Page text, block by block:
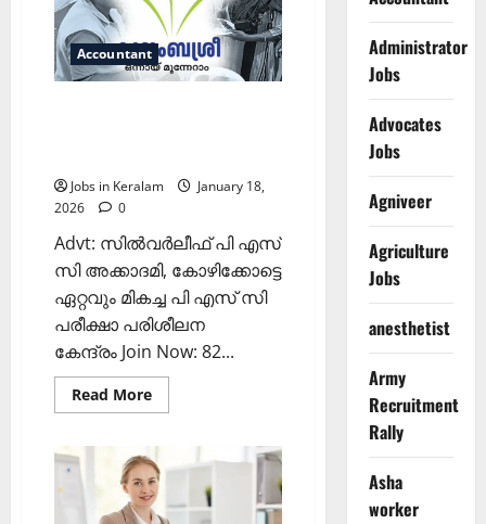
Accountant
Jobs in Keralam
January 18,
2026
0
Advt: സില്‍വര്‍ലീഫ് പി എസ്
സി അക്കാദമി, കോഴിക്കോട്ടെ
ഏറ്റവും മികച്ച പി എസ് സി
പരീക്ഷാ പരിശീലന
കേന്ദ്രം Join Now: 82...
Read MoreRead
more
സി.ഡി.എസ്സുകളില്‍
അക്കൗണ്ടന്റുമാരുടെ
ഒഴിവ്
Administrator
Jobs
Advocates
Jobs
Agniveer
Agriculture
Jobs
anesthetist
Army
Recruitment
Rally
Asha
worker